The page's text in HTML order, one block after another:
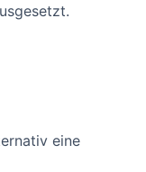
eine